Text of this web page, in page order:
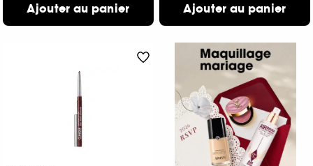
Ajouter au panier Ajouter au panier